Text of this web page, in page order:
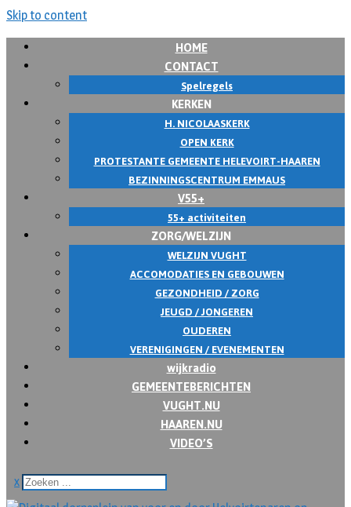
Skip to content
HOME
CONTACT
Spelregels
KERKEN
H. NICOLAASKERK
OPEN KERK
PROTESTANTE GEMEENTE HELEVOIRT-HAAREN
BEZINNINGSCENTRUM EMMAUS
V55+
55+ activiteiten
ZORG/WELZIJN
WELZIJN VUGHT
ACCOMODATIES EN GEBOUWEN
GEZONDHEID / ZORG
JEUGD / JONGEREN
OUDEREN
VERENIGINGEN / EVENEMENTEN
wijkradio
GEMEENTEBERICHTEN
VUGHT.NU
HAAREN.NU
VIDEO’S
x